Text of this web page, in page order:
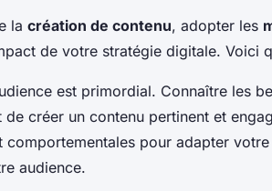
la création de contenu, adopter les
de votre stratégie digitale. Voici
est primordial. Connaître les
créer un contenu pertinent et
comportementales pour adapter
audience.